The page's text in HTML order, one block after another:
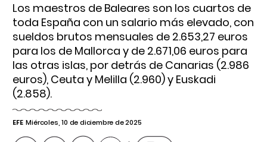
Los maestros de Baleares son los cuartos de
toda España con un salario más elevado, con
sueldos brutos mensuales de 2.653,27 euros
para los de Mallorca y de 2.671,06 euros para
las otras islas, por detrás de Canarias (2.986
euros), Ceuta y Melilla (2.960) y Euskadi
(2.858).
EFE Miércoles, 10 de diciembre de 2025